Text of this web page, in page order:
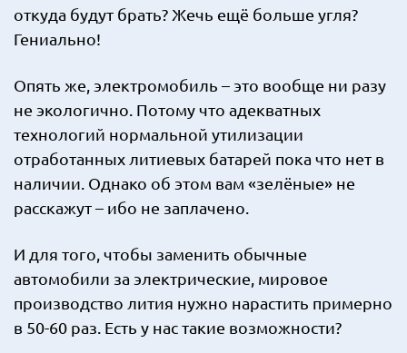
откуда будут брать? Жечь ещё больше угля?
Гениально!
Опять же, электромобиль – это вообще ни разу
не экологично. Потому что адекватных
технологий нормальной утилизации
отработанных литиевых батарей пока что нет в
наличии. Однако об этом вам «зелёные» не
расскажут – ибо не заплачено.
И для того, чтобы заменить обычные
автомобили за электрические, мировое
производство лития нужно нарастить примерно
в 50-60 раз. Есть у нас такие возможности?